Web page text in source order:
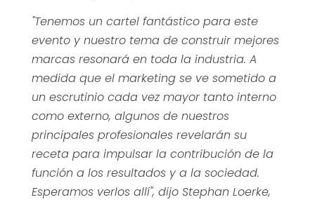
"Tenemos un cartel fantástico para este
evento y nuestro tema de construir mejores
marcas resonará en toda la industria. A
medida que el marketing se ve sometido a
un escrutinio cada vez mayor tanto interno
como externo, algunos de nuestros
principales profesionales revelarán su
receta para impulsar la contribución de la
función a los resultados y a la sociedad.
Esperamos verlos allí", dijo Stephan Loerke,